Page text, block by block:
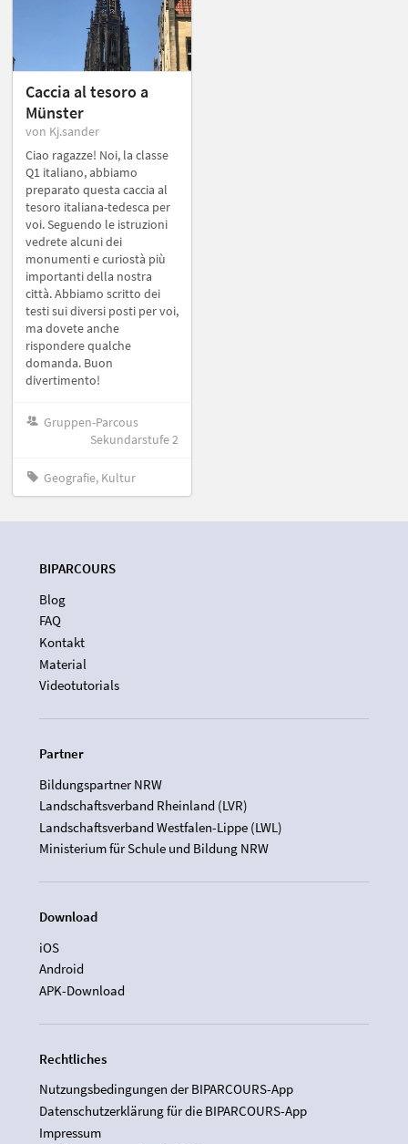
Caccia al tesoro a
Münster
von Kj.sander
Ciao ragazze! Noi, la classe
Q1 italiano, abbiamo
preparato questa caccia al
tesoro italiana-tedesca per
voi. Seguendo le istruzioni
vedrete alcuni dei
monumenti e curiostà più
importanti della nostra
città. Abbiamo scritto dei
testi sui diversi posti per voi,
ma dovete anche
rispondere qualche
domanda. Buon
divertimento!
Gruppen-Parcous
Sekundarstufe 2
Geografie, Kultur
BIPARCOURS
Blog
FAQ
Kontakt
Material
Videotutorials
Partner
Bildungspartner NRW
Landschaftsverband Rheinland (LVR)
Landschaftsverband Westfalen-Lippe (LWL)
Ministerium für Schule und Bildung NRW
Download
iOS
Android
APK-Download
Rechtliches
Nutzungsbedingungen der BIPARCOURS-App
Datenschutzerklärung für die BIPARCOURS-App
Impressum